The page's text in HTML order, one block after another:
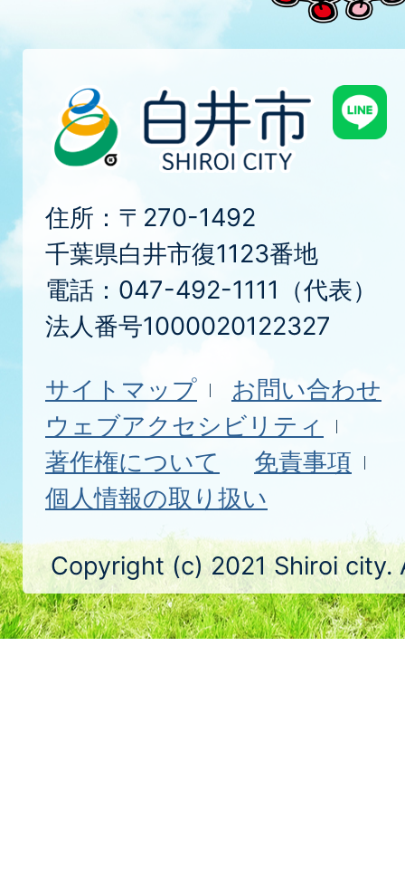
住所：〒270-1492
千葉県白井市復1123番地
電話：047-492-1111（代表）
法人番号1000020122327
サイトマップ
お問い合わせ
ウェブアクセシビリティ
著作権について
免責事項
個人情報の取り扱い
Copyright (c) 2021 Shiroi city.